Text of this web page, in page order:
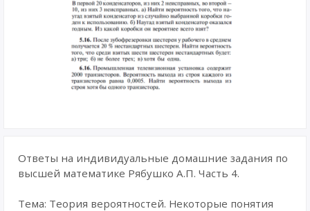
Ответы на индивидуальные домашние задания по
высшей математике Рябушко А.П. Часть 4.
Тема: Теория вероятностей. Некоторые понятия